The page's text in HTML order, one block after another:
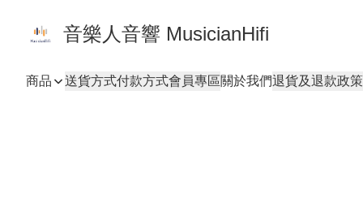
音樂人音響 MusicianHifi
商品 送貨方式付款方式會員專區關於我們退貨及退款政策